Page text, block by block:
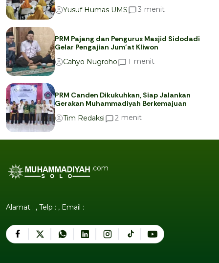
Yusuf Humas UMS
3 menit
PRM Pajang dan Pengurus Masjid Sidodadi
Gelar Pengajian Jum’at Kliwon
Cahyo Nugroho
1 menit
PRM Canden Dikukuhkan, Siap Jalankan
Gerakan Muhammadiyah Berkemajuan
Tim Redaksi
2 menit
.com
Alamat : , Telp : , Email :